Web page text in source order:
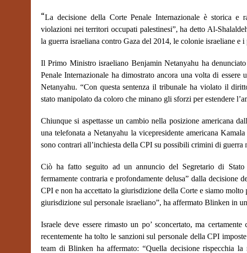
“La decisione della Corte Penale Internazionale è storica e
violazioni nei territori occupati palestinesi”, ha detto Al-
la guerra israeliana contro Gaza del 2014, le colonie israeliane e
Il Primo Ministro israeliano Benjamin Netanyahu ha
Penale Internazionale ha dimostrato ancora una volta di
Netanyahu. “Con questa sentenza il tribunale ha violato il
stato manipolato da coloro che minano gli sforzi per estendere
Chiunque si aspettasse un cambio nella posizione americana
una telefonata a Netanyahu la vicepresidente americana
sono contrari all’inchiesta della CPI su possibili crimini di guerra
Ciò ha fatto seguito ad un annuncio del Segretario di
fermamente contraria e profondamente delusa” dalla decisione
CPI e non ha accettato la giurisdizione della Corte e siamo
giurisdizione sul personale israeliano”, ha affermato Blinken in
Israele deve essere rimasto un po’ sconcertato, ma
recentemente ha tolto le sanzioni sul personale della CPI
team di Blinken ha affermato: “Quella decisione rispecchia